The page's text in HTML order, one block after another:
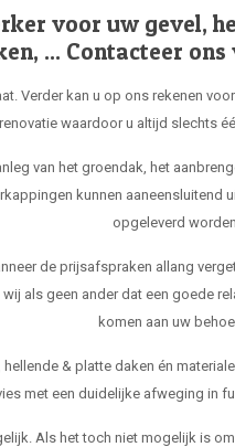
voor uw gevel,
... Contacteer
Verder kan u op ons rekenen
waardoor u altijd slechts
van het groendak, het
kunnen aaneensluitend
opgeleverd
de prijsafspraken allang
als geen ander dat een goede
komen aan uw
& platte daken én
met een duidelijke afweging in
Als het toch niet mogelijk is